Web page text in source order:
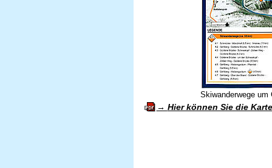
Skiwanderwege um
Hier können Sie die